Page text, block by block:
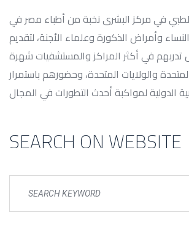
في مركز البشرى نخبة من أطباء مصر في
وأمراض الذكورة وعلماء الأجنة، لتقديم
في أكثر المراكز والمستشفيات شهرة
والولايات المتحدة، وحضورهم باستمرار
SEARCH ON WEBSITE